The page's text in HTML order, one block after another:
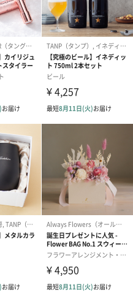
ン情報
。お相手のご住所に直接お
お相手に直接手渡しする場
。
ル装飾（チュ
）（720円）
ダンボール装
イトピンク×
ト）（580円）